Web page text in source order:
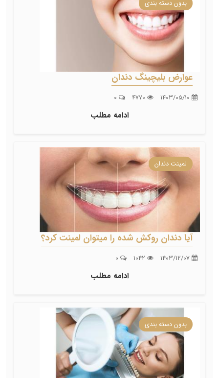
بدون دسته بندی
عوارض بلیچینگ دندان
ادامه مطلب
لمینت دندان
آیا دندان روکش شده را میتوان لمینت کرد؟
ادامه مطلب
بدون دسته بندی